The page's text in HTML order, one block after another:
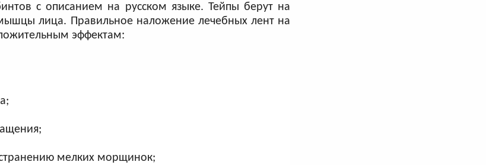
с описанием на русском языке. Тейпы берут на
лица. Правильное наложение лечебных лент на
эффектам:
мелких морщинок;